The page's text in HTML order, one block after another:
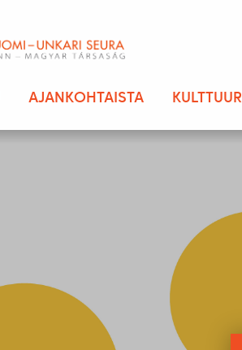
AJANKOHTAISTA KULTTUURI